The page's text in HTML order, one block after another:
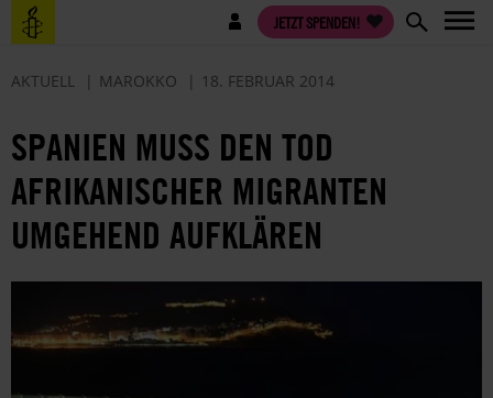
Direkt
zum
Benutzermenü JETZT SPENDEN!
AKTUELL MAROKKO 18. FEBRUAR 2014
SPANIEN MUSS DEN TOD
AFRIKANISCHER MIGRANTEN
UMGEHEND AUFKLÄREN